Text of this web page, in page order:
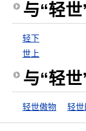
与“轻
轻下
世上
与“轻
轻世傲物 轻世